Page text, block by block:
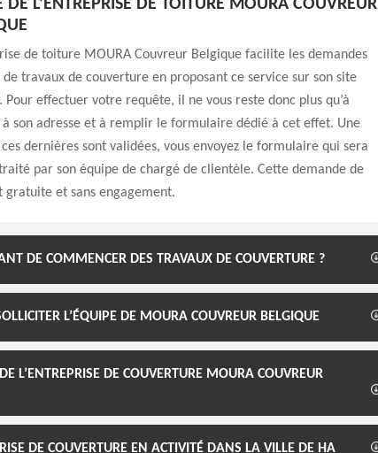
DE L’ENTREPRISE DE TOITURE MOURA COUVREUR
de toiture MOURA Couvreur Belgique facilite les demandes
de travaux de couverture en proposant ce service sur son site
Pour effectuer votre requête, il ne vous reste donc plus qu’à
à son adresse et à remplir le formulaire dédié à cet effet. Une
dernières sont validées, vous envoyez le formulaire qui sera
par son équipe de chargé de clientèle. Cette demande de
gratuite et sans engagement.
DE COMMENCER DES TRAVAUX DE COUVERTURE ?
L’ÉQUIPE DE MOURA COUVREUR BELGIQUE
L’ENTREPRISE DE COUVERTURE MOURA COUVREUR
DE COUVERTURE EN ACTIVITÉ DANS LA VILLE DE HA